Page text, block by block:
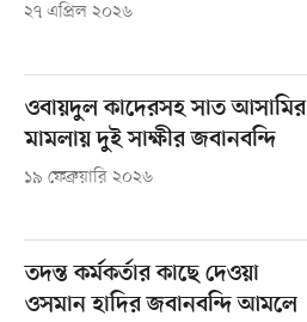
২৭ এপ্রিল ২০২৬
ওবায়দুল কাদেরসহ সাত আসামির
মামলায় দুই সাক্ষীর জবানবন্দি
১৯ ফেব্রুয়ারি ২০২৬
তদন্ত কর্মকর্তার কাছে দেওয়া
ওসমান হাদির জবানবন্দি আমলে